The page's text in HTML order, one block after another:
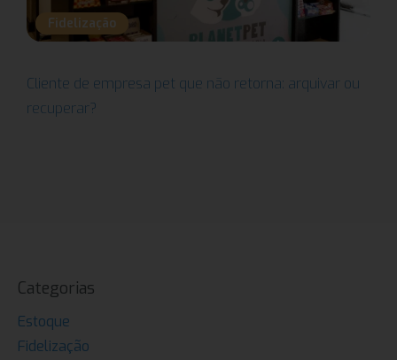
Fidelização
Cliente de empresa pet que não retorna: arquivar ou
recuperar?
Categorias
Estoque
Fidelização